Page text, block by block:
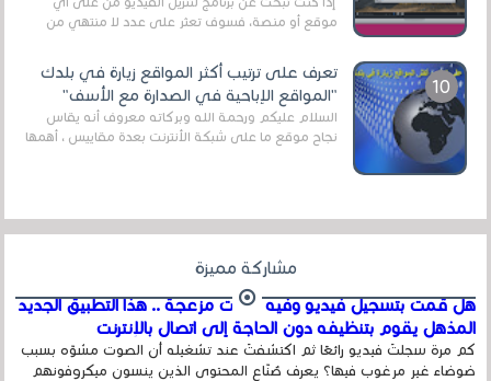
موقع أو منصة، فسوف تعثر على عدد لا منتهي من
تعرف على ترتيب أكثر المواقع زيارة في بلدك
"المواقع الإباحية في الصدارة مع الأسف"
السلام عليكم ورحمة الله وبركاته معروف أنه يقاس
نجاح موقع ما على شبكة الأنترنت بعدة مقاييس ، أهمها
مشاركة مميزة
هل قمت بتسجيل فيديو وفيه أصوت مزعجة .. هذا التطبيق الجديد
المذهل يقوم بتنظيفه دون الحاجة إلى اتصال بالإنترنت
كم مرة سجلتَ فيديو رائعًا ثم اكتشفتَ عند تشغيله أن الصوت مشوّه بسبب
ضوضاء غير مرغوب فيها؟ يعرف صُنّاع المحتوى الذين ينسون ميكروفونهم